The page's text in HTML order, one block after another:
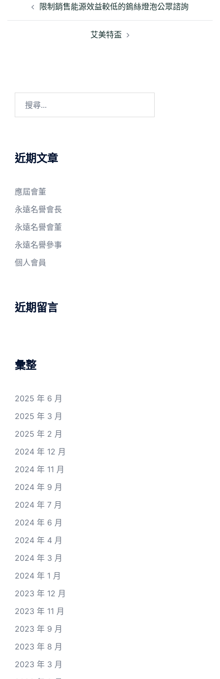
導
限制銷售能源效益較低的鎢絲燈泡公眾諮詢
艾美特盃
字:
近期文章
應屆會董
永遠名譽會長
永遠名譽會董
永遠名譽參事
個人會員
近期留言
彙整
2025 年 6 月
2025 年 3 月
2025 年 2 月
2024 年 12 月
2024 年 11 月
2024 年 9 月
2024 年 7 月
2024 年 6 月
2024 年 4 月
2024 年 3 月
2024 年 1 月
2023 年 12 月
2023 年 11 月
2023 年 9 月
2023 年 8 月
2023 年 3 月